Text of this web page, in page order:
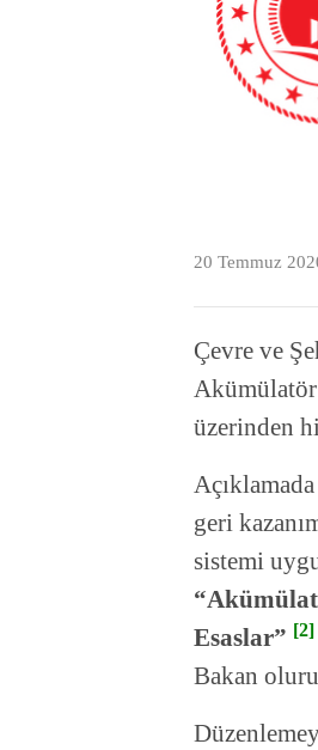
20 Temmuz
Çevre ve
üzerinden
geri
sistemi
Esaslar” [2]
Bakan oluru